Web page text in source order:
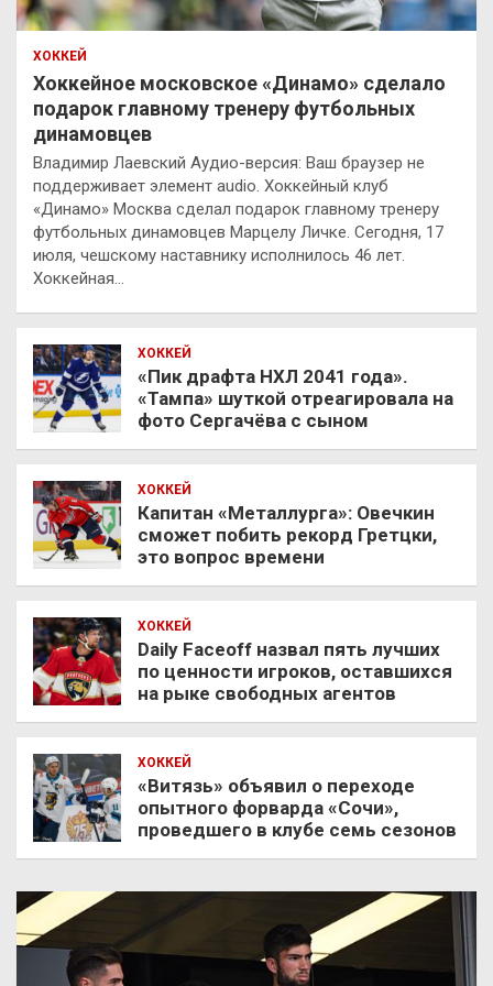
ХОККЕЙ
Хоккейное московское «Динамо» сделало
подарок главному тренеру футбольных
динамовцев
Владимир Лаевский Аудио-версия: Ваш браузер не
поддерживает элемент audio. Хоккейный клуб
«Динамо» Москва сделал подарок главному тренеру
футбольных динамовцев Марцелу Личке. Сегодня, 17
июля, чешскому наставнику исполнилось 46 лет.
Хоккейная…
ХОККЕЙ
«Пик драфта НХЛ 2041 года».
«Тампа» шуткой отреагировала на
фото Сергачёва с сыном
ХОККЕЙ
Капитан «Металлурга»: Овечкин
сможет побить рекорд Гретцки,
это вопрос времени
ХОККЕЙ
Daily Faceoff назвал пять лучших
по ценности игроков, оставшихся
на рыке свободных агентов
ХОККЕЙ
«Витязь» объявил о переходе
опытного форварда «Сочи»,
проведшего в клубе семь сезонов